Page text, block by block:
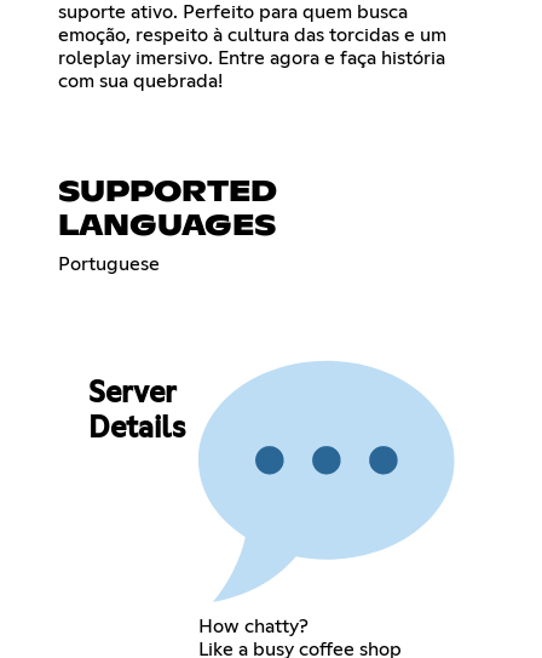
suporte ativo. Perfeito para quem busca
emoção, respeito à cultura das torcidas e um
roleplay imersivo. Entre agora e faça história
com sua quebrada!
SUPPORTED
LANGUAGES
Portuguese
Server
Details
How chatty?
Like a busy coffee shop